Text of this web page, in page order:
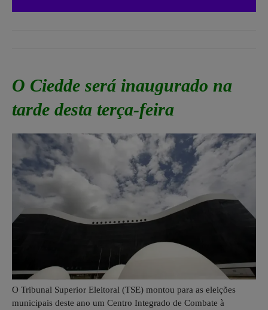
O Ciedde será inaugurado na
tarde desta terça-feira
O Tribunal Superior Eleitoral (TSE) montou para as eleições
municipais deste ano um Centro Integrado de Combate à